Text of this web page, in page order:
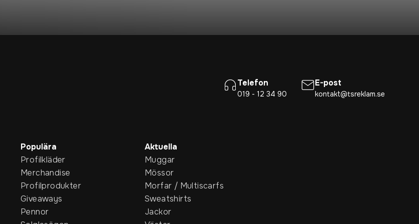
Telefon
019 - 12 34 90
E-post
kontakt@tsreklam.se
Populära
Profilkläder
Merchandise
Profilprodukter
Giveaways
Pennor
Aktuella
Muggar
Mössor
Morfar / Multiscarfs
Sweatshirts
Jackor